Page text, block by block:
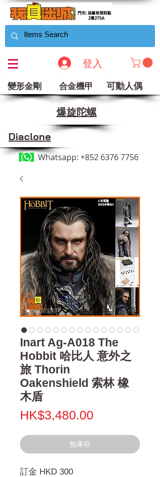
登入
變形金剛 合金機甲 可動人偶
​爆旋陀螺
Diaclone
Whatsapp: +852 6376 7756
Inart Ag-A018 The
Hobbit 哈比人 意外之
旅 Thorin
Oakenshield 索林 橡
木盾
HK$3,480.00
無庫存
訂金 HKD 300